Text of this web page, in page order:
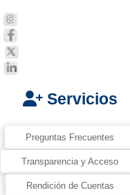
Servicios
Preguntas Frecuentes
Transparencia y Acceso
Rendición de Cuentas